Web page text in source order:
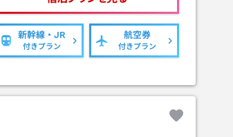
新幹線・JR
付きプラン
航空券
付きプラン